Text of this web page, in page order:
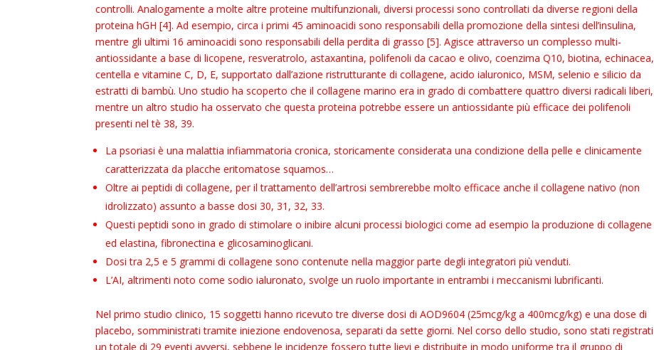
controlli. Analogamente a molte altre proteine multifunzionali, diversi processi sono controllati da diverse regioni della
proteina hGH [4]. Ad esempio, circa i primi 45 aminoacidi sono responsabili della promozione della sintesi dell’insulina,
mentre gli ultimi 16 aminoacidi sono responsabili della perdita di grasso [5]. Agisce attraverso un complesso multi-
antiossidante a base di licopene, resveratrolo, astaxantina, polifenoli da cacao e olivo, coenzima Q10, biotina, echinacea,
centella e vitamine C, D, E, supportato dall’azione ristrutturante di collagene, acido ialuronico, MSM, selenio e silicio da
estratti di bambù. Uno studio ha scoperto che il collagene marino era in grado di combattere quattro diversi radicali liberi,
mentre un altro studio ha osservato che questa proteina potrebbe essere un antiossidante più efficace dei polifenoli
presenti nel tè 38, 39.
La psoriasi è una malattia infiammatoria cronica, storicamente considerata una condizione della pelle e clinicamente
caratterizzata da placche eritomatose squamos…
Oltre ai peptidi di collagene, per il trattamento dell’artrosi sembrerebbe molto efficace anche il collagene nativo (non
idrolizzato) assunto a basse dosi 30, 31, 32, 33.
Questi peptidi sono in grado di stimolare o inibire alcuni processi biologici come ad esempio la produzione di collagene
ed elastina, fibronectina e glicosaminoglicani.
Dosi tra 2,5 e 5 grammi di collagene sono contenute nella maggior parte degli integratori più venduti.
L’AI, altrimenti noto come sodio ialuronato, svolge un ruolo importante in entrambi i meccanismi lubrificanti.
Nel primo studio clinico, 15 soggetti hanno ricevuto tre diverse dosi di AOD9604 (25mcg/kg a 400mcg/kg) e una dose di
placebo, somministrati tramite iniezione endovenosa, separati da sette giorni. Nel corso dello studio, sono stati registrati
un totale di 29 eventi avversi, sebbene le incidenze fossero tutte lievi e distribuite in modo uniforme tra il gruppo di